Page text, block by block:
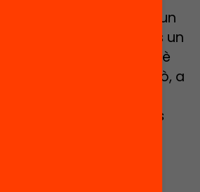
de comprometre a un
que permetés un
de recursos perquè
pogués ser real i això, a
vol dir diversificar els
per adaptar-se als